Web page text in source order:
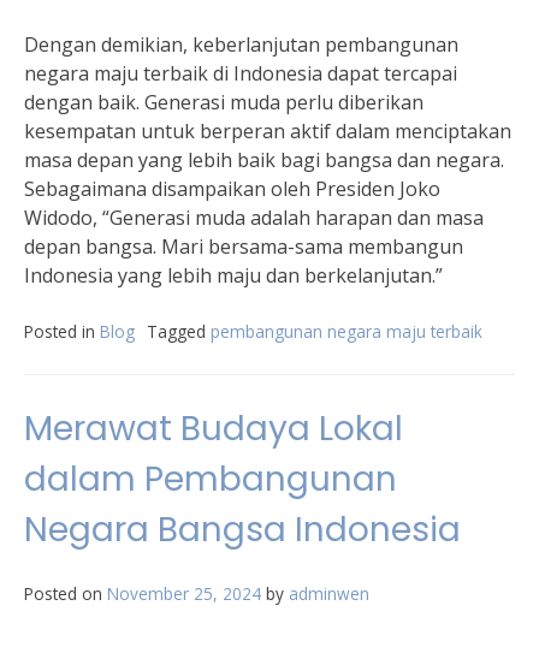
Dengan demikian, keberlanjutan pembangunan
negara maju terbaik di Indonesia dapat tercapai
dengan baik. Generasi muda perlu diberikan
kesempatan untuk berperan aktif dalam menciptakan
masa depan yang lebih baik bagi bangsa dan negara.
Sebagaimana disampaikan oleh Presiden Joko
Widodo, “Generasi muda adalah harapan dan masa
depan bangsa. Mari bersama-sama membangun
Indonesia yang lebih maju dan berkelanjutan.”
Posted in Blog Tagged pembangunan negara maju terbaik
Merawat Budaya Lokal
dalam Pembangunan
Negara Bangsa Indonesia
Posted on November 25, 2024 by adminwen